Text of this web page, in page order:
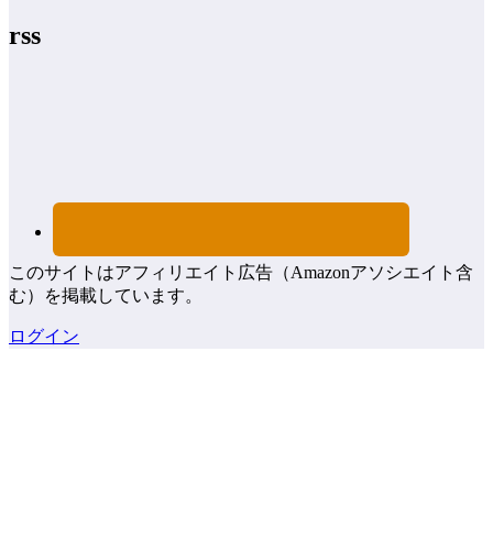
rss
このサイトはアフィリエイト広告（Amazonアソシエイト含
む）を掲載しています。
ログイン